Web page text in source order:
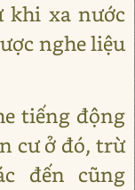
khi xa nước
nghe liệu
tiếng động
cư ở đó, trừ
đến cũng